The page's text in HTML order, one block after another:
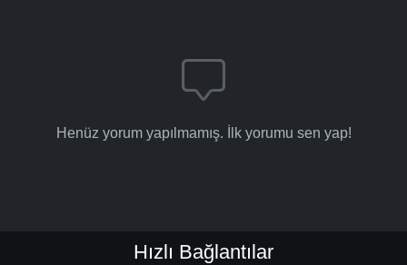
Henüz yorum yapılmamış. İlk yorumu sen yap!
Hızlı Bağlantılar